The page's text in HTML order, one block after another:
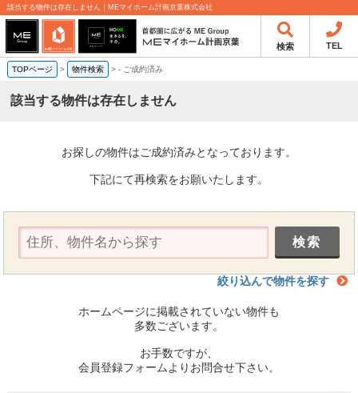
該当する物件は存在しません｜MEマイホーム計画京葉株式会社
検索 TEL
TOPページ > 物件検索 >- ご成約済み
該当する物件は存在しません
お探しの物件はご成約済みとなっております。
下記にて再検索をお願いたします。
絞り込んで物件を探す
ホームページに掲載されていない物件も
多数ございます。
お手数ですが、
会員登録フォームよりお問合せ下さい。